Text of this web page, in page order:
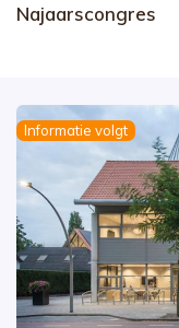
Najaarscongres
Informatie volgt